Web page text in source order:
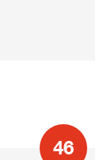
46